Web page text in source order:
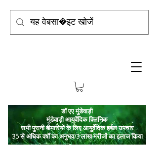
डॉ एए मुंडेवाड़ी
मुंडेवाड़ी आयुर्वेदिक क्लिनिक
सभी पुरानी बीमारियों के लिए आयुर्वेदिक हर्बल उपचार
35 से अधिक वर्षों का अनुभव/3 लाख मरीजों का इलाज किया